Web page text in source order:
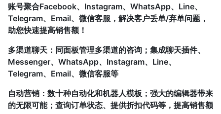
账号聚合Facebook、Instagram、WhatsApp、Line、
Telegram、Email、微信客服，解决客户丢单/弃单问题，
助您快速提高销售额！
多渠道聊天：同面板管理多渠道的咨询；集成聊天插件、
Messenger、WhatsApp、Instagram、Line、
Telegram、Email、微信客服等
自动营销：数十种自动化和机器人模板；强大的编辑器带来
的无限可能；查询订单状态、提供折扣代码等，提高销售额